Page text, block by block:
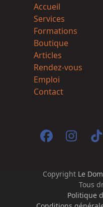
Accueil
Services
Formations
Boutique
Articles
Rendez-vous
Emploi
Contact
Facebook
Copyright Le
Tous
Politique